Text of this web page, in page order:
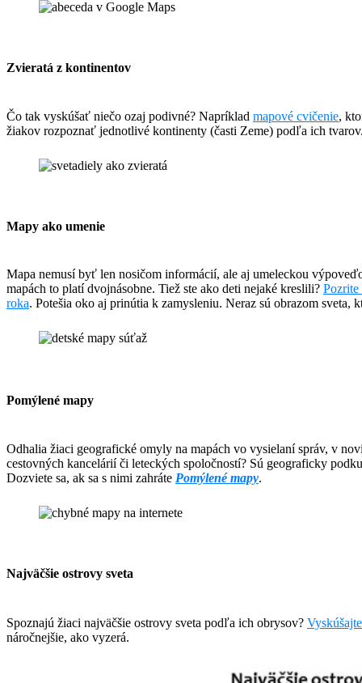
Zvieratá z kontinentov
Čo tak vyskúšať niečo ozaj podivné? Napríklad mapové cvičenie,
žiakov rozpoznať jednotlivé kontinenty (časti Zeme) podľa ich
Mapy ako umenie
Mapa nemusí byť len nosičom informácií, ale aj umeleckou
mapách to platí dvojnásobne. Tiež ste ako deti nejaké kreslili? Pozrite
roka. Potešia oko aj prinútia k zamysleniu. Neraz sú obrazom
Pomýlené mapy
Odhalia žiaci geografické omyly na mapách vo vysielaní správ, v
cestovných kancelárií či leteckých spoločností? Sú geograficky
Dozviete sa, ak sa s nimi zahráte Pomýlené mapy.
Najväčšie ostrovy sveta
Spoznajú žiaci najväčšie ostrovy sveta podľa ich obrysov?
náročnejšie, ako vyzerá.